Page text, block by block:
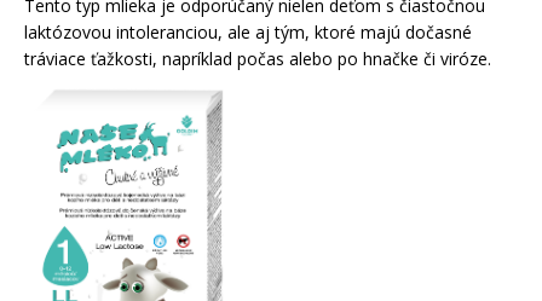
Tento typ mlieka je odporúčaný nielen deťom s čiastočnou
laktózovou intoleranciou, ale aj tým, ktoré majú dočasné
tráviace ťažkosti, napríklad počas alebo po hnačke či viróze.